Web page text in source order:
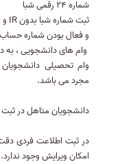
شماره 24 رقمی شبا
ثبت شماره شبا بدون IR و اعداد به صورت انگلیسی ثبت شود.
و فعال بودن شماره
وام های دانشجویی ، به
وام تحصیلی
مجرد می باشد.
دانشجویان متاهل در
در ثبت اطلاعت فردی
امکان ویرایش وجود ندارد.